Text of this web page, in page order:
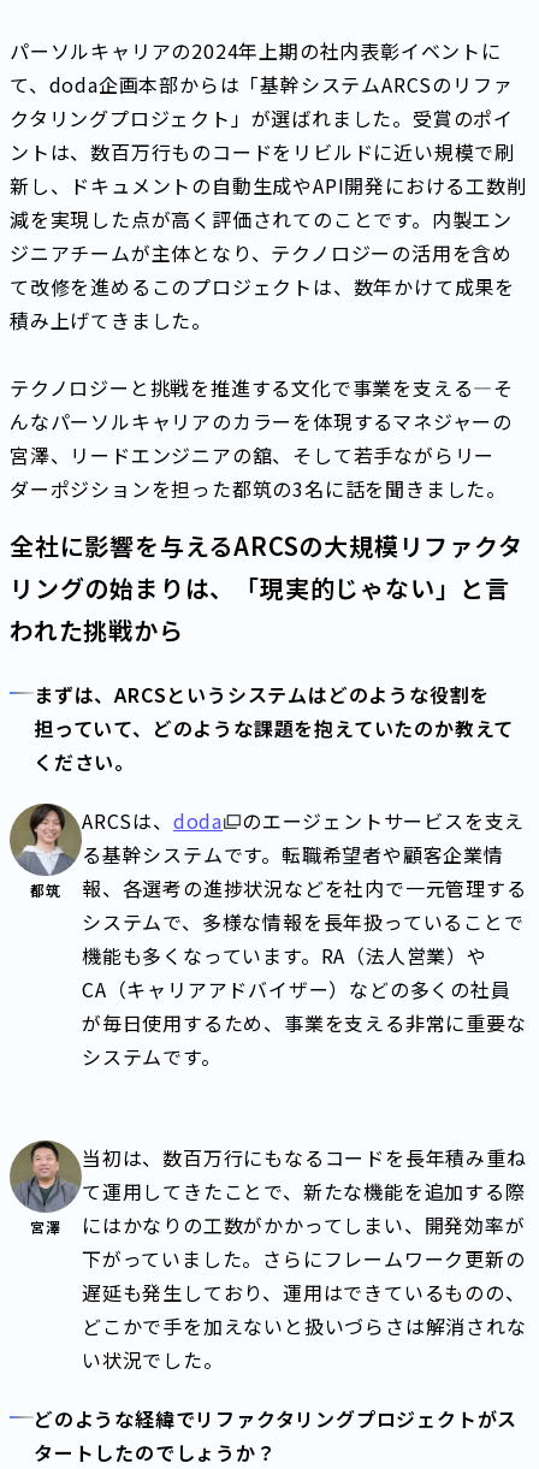
パーソルキャリアの2024年上期の社内表彰イベントに
て、doda企画本部からは「基幹システムARCSのリファ
クタリングプロジェクト」が選ばれました。受賞のポイ
ントは、数百万行ものコードをリビルドに近い規模で刷
新し、ドキュメントの自動生成やAPI開発における工数削
減を実現した点が高く評価されてのことです。内製エン
ジニアチームが主体となり、テクノロジーの活用を含め
て改修を進めるこのプロジェクトは、数年かけて成果を
積み上げてきました。
テクノロジーと挑戦を推進する文化で事業を支える―そ
んなパーソルキャリアのカラーを体現するマネジャーの
宮澤、リードエンジニアの舘、そして若手ながらリー
ダーポジションを担った都筑の3名に話を聞きました。
全社に影響を与えるARCSの大規模リファクタ
リングの始まりは、「現実的じゃない」と言
われた挑戦から
まずは、ARCSというシステムはどのような役割を
担っていて、どのような課題を抱えていたのか教えて
ください。
都筑
ARCSは、 doda
のエージェントサービスを支え
る基幹システムです。転職希望者や顧客企業情
報、各選考の進捗状況などを社内で一元管理する
システムで、多様な情報を長年扱っていることで
機能も多くなっています。RA（法人営業）や
CA（キャリアアドバイザー）などの多くの社員
が毎日使用するため、事業を支える非常に重要な
システムです。
宮澤
当初は、数百万行にもなるコードを長年積み重ね
て運用してきたことで、新たな機能を追加する際
にはかなりの工数がかかってしまい、開発効率が
下がっていました。さらにフレームワーク更新の
遅延も発生しており、運用はできているものの、
どこかで手を加えないと扱いづらさは解消されな
い状況でした。
どのような経緯でリファクタリングプロジェクトがス
タートしたのでしょうか？